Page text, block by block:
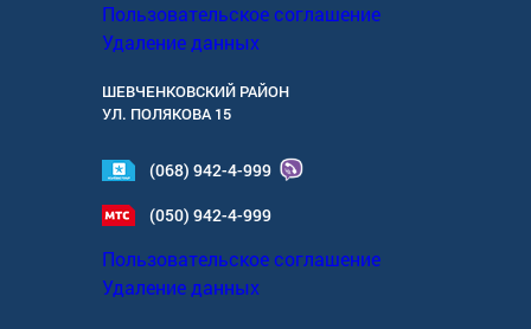
Пользовательское соглашение
Удаление данных
ШЕВЧЕНКОВСКИЙ РАЙОН
УЛ. ПОЛЯКОВА 15
(068) 942-4-999
(050) 942-4-999
Пользовательское соглашение
Удаление данных